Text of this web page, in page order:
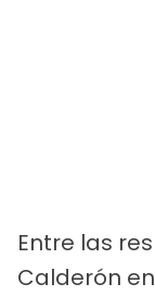
Entre las
Calderón